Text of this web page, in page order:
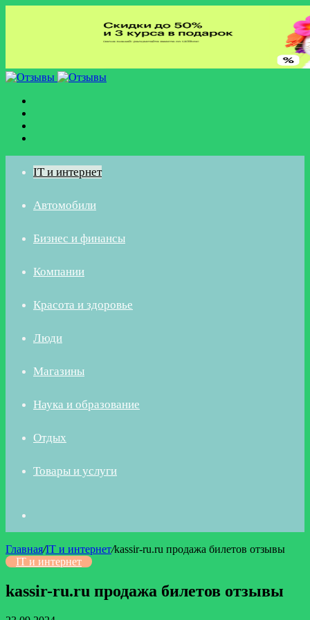
IT и интернет
Автомобили
Бизнес и финансы
Компании
Красота и здоровье
Люди
Магазины
Наука и образование
Отдых
Товары и услуги
Главная/IT и интернет/kassir-ru.ru продажа билетов отзывы
IT и интернет
kassir-ru.ru продажа билетов отзывы